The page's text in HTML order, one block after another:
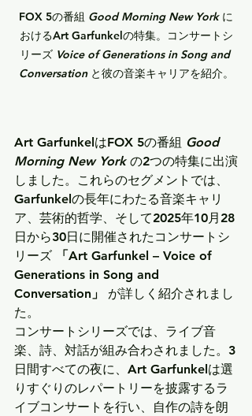
FOX 5の番組 Good Morning New York に
おけるArt Garfunkelの特集。コンサートシ
リーズ Voice of Generations in Song and
Conversation と彼の音楽キャリアを紹介。
Art GarfunkelはFOX 5の番組 Good
Morning New York の2つの特集に出演
しました。これらのセグメントでは、
Garfunkelの長年にわたる音楽キャリ
ア、芸術的哲学、そして2025年10月28
日から30日に開催されたコンサートシ
リーズ
「Art Garfunkel – Voice of
Generations in Song and
Conversation」
が詳しく紹介されまし
た。
コンサートシリーズでは、ライブ音
楽、詩、対話が組み合わされました。3
日間すべての夜に、 Art Garfunkelは選
りすぐりのレパートリーを披露するラ
イブコンサートを行い、自作の詩を朗